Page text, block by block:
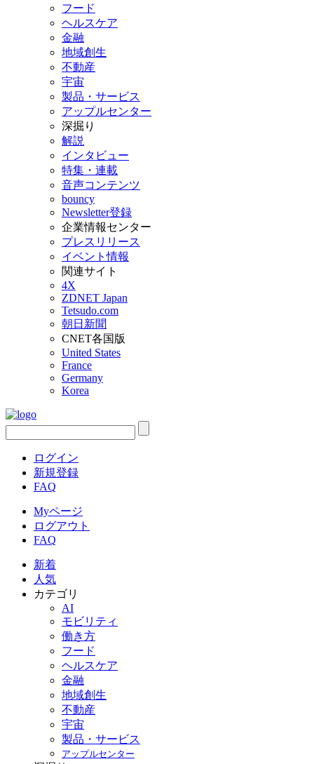
フード
ヘルスケア
金融
地域創生
不動産
宇宙
製品・サービス
アップルセンター
深掘り
解説
インタビュー
特集・連載
音声コンテンツ
bouncy
Newsletter登録
企業情報センター
プレスリリース
イベント情報
関連サイト
4X
ZDNET Japan
Tetsudo.com
朝日新聞
CNET各国版
United States
France
Germany
Korea
ログイン
新規登録
FAQ
Myページ
ログアウト
FAQ
新着
人気
カテゴリ
AI
モビリティ
働き方
フード
ヘルスケア
金融
地域創生
不動産
宇宙
製品・サービス
アップルセンター